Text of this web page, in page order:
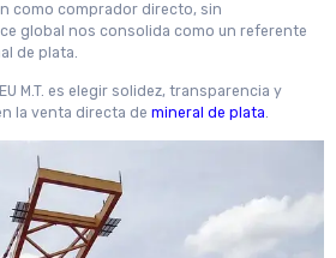
como comprador directo, sin
global nos consolida como un referente
de plata.
M.T. es elegir solidez, transparencia y
la venta directa de mineral de plata.